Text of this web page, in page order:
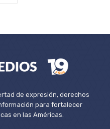
de expresión, derechos
para fortalecer
en las Américas.